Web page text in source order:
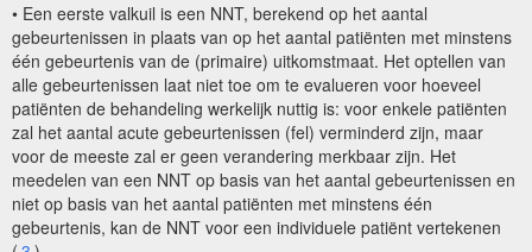
• Een eerste valkuil is een NNT, berekend op het aantal
gebeurtenissen in plaats van op het aantal patiënten met minstens
één gebeurtenis van de (primaire) uitkomstmaat. Het optellen van
alle gebeurtenissen laat niet toe om te evalueren voor hoeveel
patiënten de behandeling werkelijk nuttig is: voor enkele patiënten
zal het aantal acute gebeurtenissen (fel) verminderd zijn, maar
voor de meeste zal er geen verandering merkbaar zijn. Het
meedelen van een NNT op basis van het aantal gebeurtenissen en
niet op basis van het aantal patiënten met minstens één
gebeurtenis, kan de NNT voor een individuele patiënt vertekenen